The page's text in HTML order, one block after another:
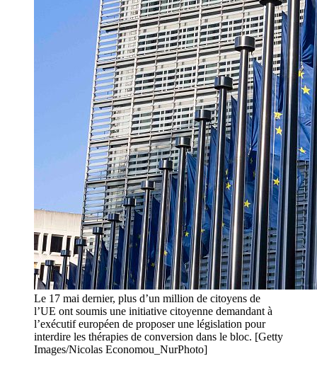
Le 17 mai dernier, plus d’un million de citoyens de
l’UE ont soumis une initiative citoyenne demandant à
l’exécutif européen de proposer une législation pour
interdire les thérapies de conversion dans le bloc. [Getty
Images/Nicolas Economou_NurPhoto]